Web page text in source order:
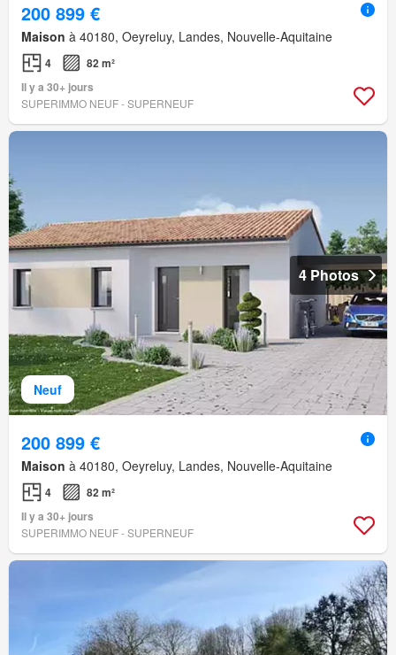
200 899 €
Maison à 40180, Oeyreluy, Landes, Nouvelle-Aquitaine
4
82 m²
Il y a 30+ jours
SUPERIMMO NEUF - SUPERNEUF
Neuf
4 Photos
200 899 €
Maison à 40180, Oeyreluy, Landes, Nouvelle-Aquitaine
4
82 m²
Il y a 30+ jours
SUPERIMMO NEUF - SUPERNEUF